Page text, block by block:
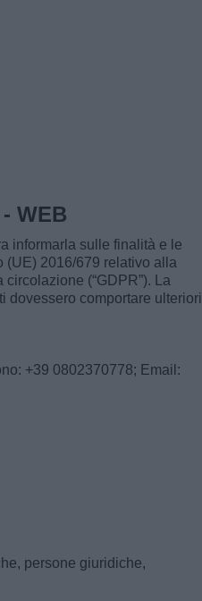
WEB
informarla sulle finalità e le
(UE) 2016/679 relativo alla
(“GDPR”). La
dovessero comportare ulteriori
+39 0802370778; Email:
persone giuridiche,